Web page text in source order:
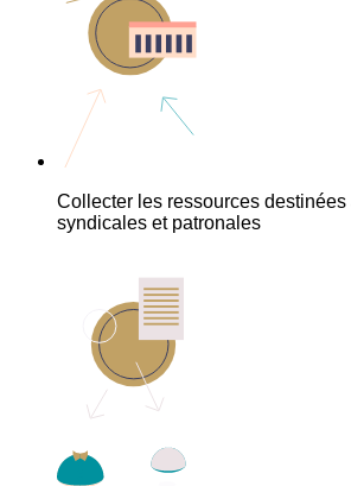
Collecter les ressources
syndicales et patronales